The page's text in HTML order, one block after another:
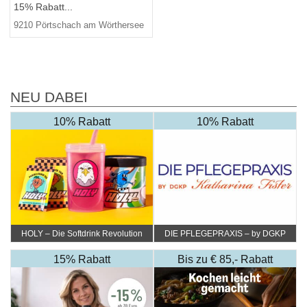
15% Rabatt...
9210 Pörtschach am Wörthersee
NEU DABEI
10% Rabatt
HOLY – Die Softdrink Revolution
10% Rabatt
DIE PFLEGEPRAXIS – by DGKP
Katharina Fister
15% Rabatt Bis zu € 85,- Rabatt